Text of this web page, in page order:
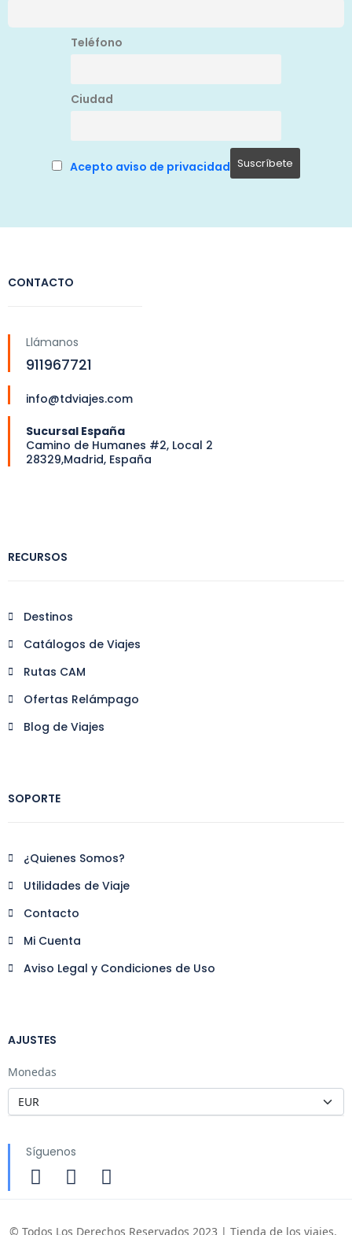
Teléfono
Ciudad
Acepto aviso de privacidad
CONTACTO
Llámanos
911967721
info@tdviajes.com
Sucursal España
Camino de Humanes #2, Local 2
28329,Madrid, España
RECURSOS
Destinos
Catálogos de Viajes
Rutas CAM
Ofertas Relámpago
Blog de Viajes
SOPORTE
¿Quienes Somos?
Utilidades de Viaje
Contacto
Mi Cuenta
Aviso Legal y Condiciones de Uso
AJUSTES
Monedas
Síguenos
© Todos Los Derechos Reservados 2023 | Tienda de los viajes.